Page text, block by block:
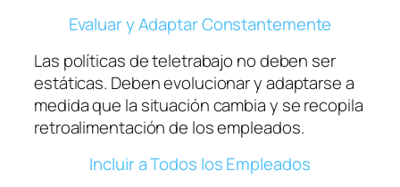
Evaluar y Adaptar Constantemente
Las políticas de teletrabajo no deben ser
estáticas. Deben evolucionar y adaptarse a
medida que la situación cambia y se recopila
retroalimentación de los empleados.
Incluir a Todos los Empleados